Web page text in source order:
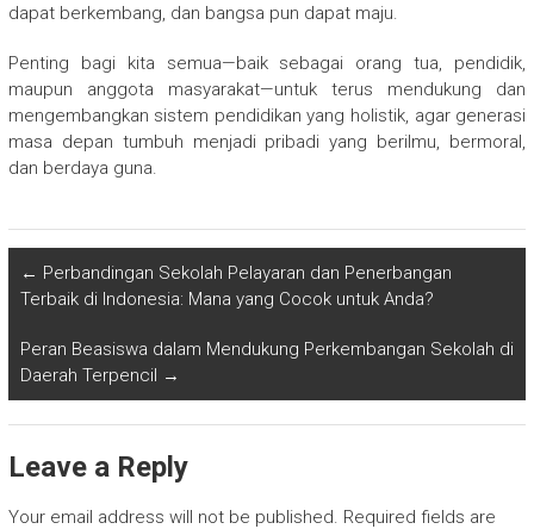
dapat berkembang, dan bangsa pun dapat maju.
Penting bagi kita semua—baik sebagai orang tua, pendidik,
maupun anggota masyarakat—untuk terus mendukung dan
mengembangkan sistem pendidikan yang holistik, agar generasi
masa depan tumbuh menjadi pribadi yang berilmu, bermoral,
dan berdaya guna.
← Perbandingan Sekolah Pelayaran dan Penerbangan
Terbaik di Indonesia: Mana yang Cocok untuk Anda?
Peran Beasiswa dalam Mendukung Perkembangan Sekolah di
Daerah Terpencil →
Leave a Reply
Your email address will not be published. Required fields are